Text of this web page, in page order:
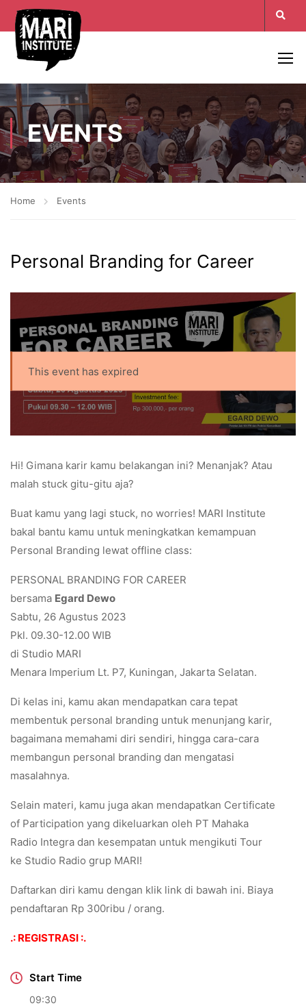
EVENTS
Home Events
Personal Branding for Career
This event has expired
Hi! Gimana karir kamu belakangan ini? Menanjak? Atau
malah stuck gitu-gitu aja?
Buat kamu yang lagi stuck, no worries! MARI Institute
bakal bantu kamu untuk meningkatkan kemampuan
Personal Branding lewat offline class:
PERSONAL BRANDING FOR CAREER
bersama Egard Dewo
Sabtu, 26 Agustus 2023
Pkl. 09.30-12.00 WIB
di Studio MARI
Menara Imperium Lt. P7, Kuningan, Jakarta Selatan.
Di kelas ini, kamu akan mendapatkan cara tepat
membentuk personal branding untuk menunjang karir,
bagaimana memahami diri sendiri, hingga cara-cara
membangun personal branding dan mengatasi
masalahnya.
Selain materi, kamu juga akan mendapatkan Certificate
of Participation yang dikeluarkan oleh PT Mahaka
Radio Integra dan kesempatan untuk mengikuti Tour
ke Studio Radio grup MARI!
Daftarkan diri kamu dengan klik link di bawah ini. Biaya
pendaftaran Rp 300ribu / orang.
.: REGISTRASI :.
Start Time
09:30